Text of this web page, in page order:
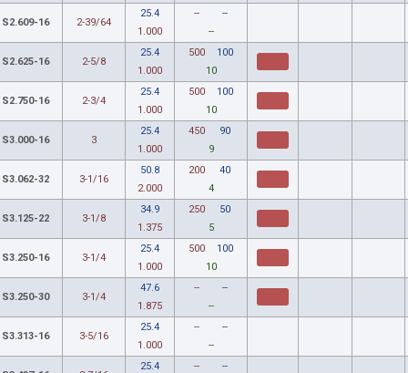
S2.609-16 2-39/64
25.4
1.000
--
--
--
S2.625-16 2-5/8
25.4
1.000
500
100
10
S2.750-16 2-3/4
25.4
1.000
500
100
10
S3.000-16 3
25.4
1.000
450
90
9
S3.062-32 3-1/16
50.8
2.000
200
40
4
S3.125-22 3-1/8
34.9
1.375
250
50
5
S3.250-16 3-1/4
25.4
1.000
500
100
10
S3.250-30 3-1/4
47.6
1.875
--
--
--
S3.313-16 3-5/16
25.4
1.000
--
--
--
25.4 -- --